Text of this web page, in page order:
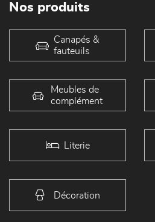
Nos produits
Canapés &
fauteuils
Meubles de
complément
Literie
Décoration